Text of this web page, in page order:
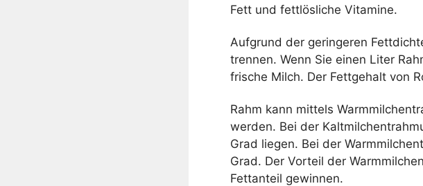
Fett und fettlösliche Vitamine.
Aufgrund der geringeren
trennen. Wenn Sie einen Liter
frische Milch. Der Fettgehalt von
Rahm kann mittels
werden. Bei der
Grad liegen. Bei der
Grad. Der Vorteil der
Fettanteil gewinnen.